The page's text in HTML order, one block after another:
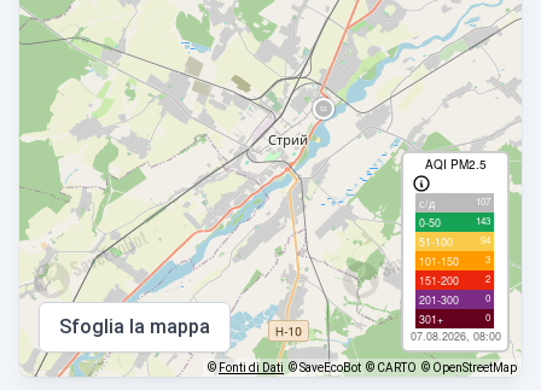
AQI PM2.5
с/д 107
0-50 143
51-100 94
101-150 3
151-200 2
201-300 0
301+ 0
07.08.2026, 08:00
Sfoglia la mappa
© Fonti di Dati © SaveEcoBot © CARTO © OpenStreetMap